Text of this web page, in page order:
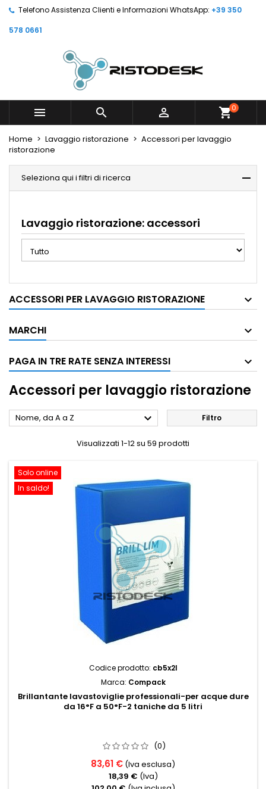
Telefono Assistenza Clienti e Informazioni WhatsApp: +39 350
578 0661
   shopping_cart0
Home Lavaggio ristorazione
Accessori per lavaggio
ristorazione
Seleziona qui i filtri di ricerca
Lavaggio ristorazione: accessori
ACCESSORI PER LAVAGGIO RISTORAZIONE
MARCHI
PAGA IN TRE RATE SENZA INTERESSI
Accessori per lavaggio ristorazione
Nome, da A a Z  Filtro
Visualizzati 1-12 su 59 prodotti
Solo online
In saldo!
Codice prodotto: cb5x2l
Marca: Compack
Brillantante lavastoviglie professionali-per acque dure
da 16°F a 50°F-2 taniche da 5 litri
(0)
83,61 € (Iva esclusa)
18,39 € (Iva)